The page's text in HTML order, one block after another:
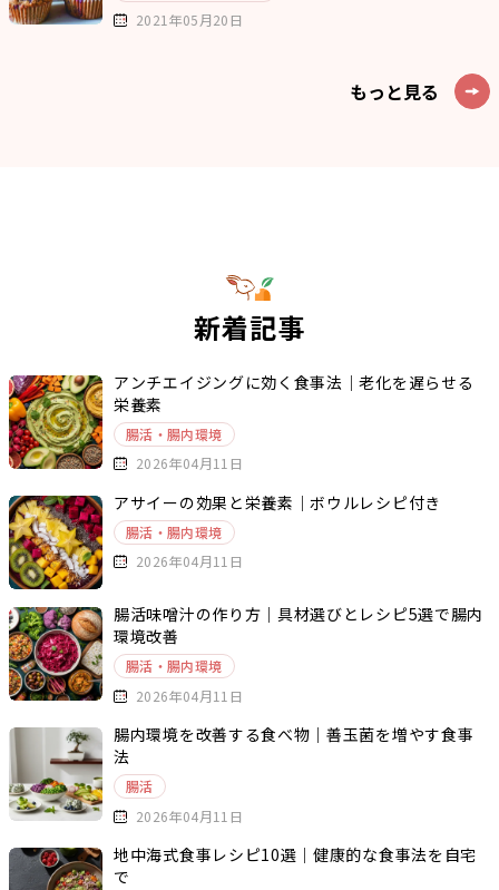
2021年05月20日
もっと見る
新着記事
アンチエイジングに効く食事法｜老化を遅らせる
栄養素
腸活・腸内環境
2026年04月11日
アサイーの効果と栄養素｜ボウルレシピ付き
腸活・腸内環境
2026年04月11日
腸活味噌汁の作り方｜具材選びとレシピ5選で腸内
環境改善
腸活・腸内環境
2026年04月11日
腸内環境を改善する食べ物｜善玉菌を増やす食事
法
腸活
2026年04月11日
地中海式食事レシピ10選｜健康的な食事法を自宅
で